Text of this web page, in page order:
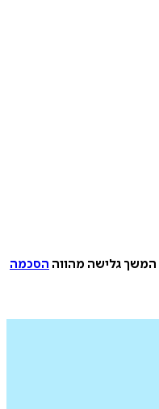
המשך גלישה מהווה הסכמה